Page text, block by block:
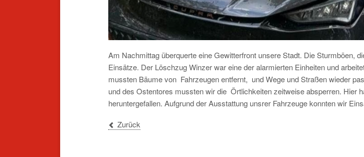
Am Nachmittag überquerte eine Gewitterfront unsere Stadt. Die Sturmböen,
Einsätze. Der Löschzug Winzer war eine der alarmierten Einheiten und
mussten Bäume von Fahrzeugen entfernt, und Wege und Straßen wieder
und des Ostentores mussten wir die Örtlichkeiten zeitweise absperren. Hier
heruntergefallen. Aufgrund der Ausstattung unsrer Fahrzeuge konnten wir
Zurück